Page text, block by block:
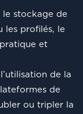
stockage de
les profilés, le
et
de la
de
ou tripler la